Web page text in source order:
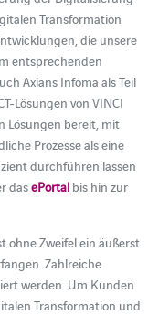
Transformation
die unsere
entsprechenden
Axians Infoma als Teil
Lösungen von VINCI
Lösungen bereit, mit
Prozesse als eine
durchführen lassen
dasePortalbis hin zur
ohne Zweifel ein äußerst
Zahlreiche
werden. Um Kunden
Transformation und